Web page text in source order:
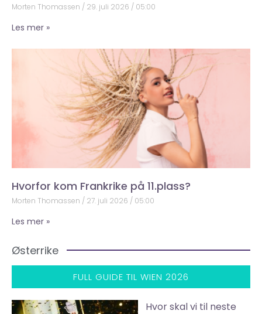
Morten Thomassen 29. juli 2026 05:00
Les mer »
Hvorfor kom Frankrike på 11.plass?
Morten Thomassen 27. juli 2026 05:00
Les mer »
Østerrike
FULL GUIDE TIL WIEN 2026
Hvor skal vi til neste